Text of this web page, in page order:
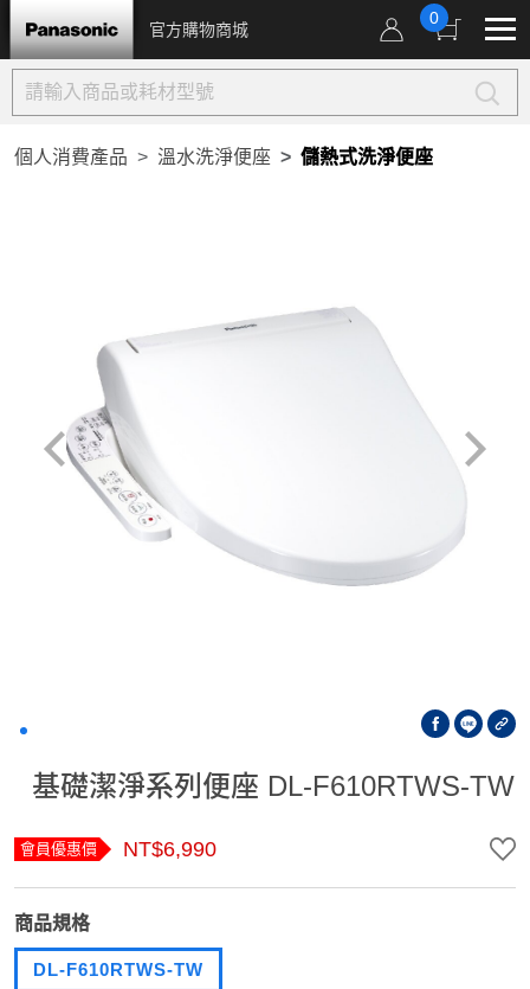
官方購物商城
0
個人消費產品 溫水洗淨便座 儲熱式洗淨便座
基礎潔淨系列便座 DL-F610RTWS-TW
會員優惠價 NT$6,990
商品規格
DL-F610RTWS-TW